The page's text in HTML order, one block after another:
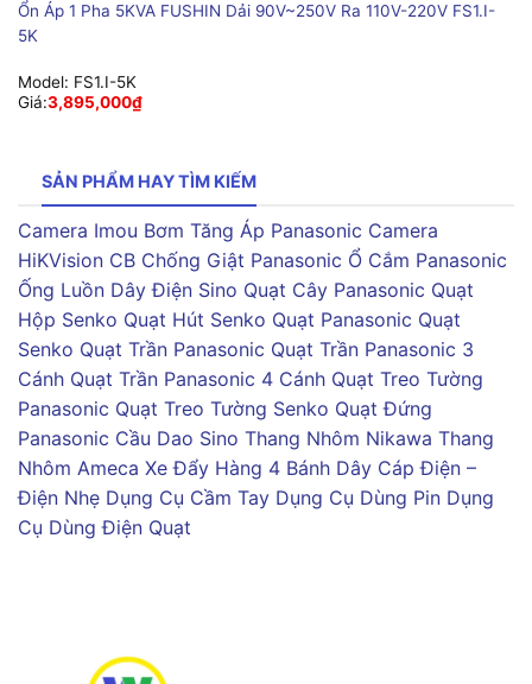
Ổn Áp 1 Pha 5KVA FUSHIN Dải 90V~250V Ra 110V-220V FS1.I-
5K
Model: FS1.I-5K
Giá:3,895,000₫
SẢN PHẨM HAY TÌM KIẾM
Camera Imou Bơm Tăng Áp Panasonic Camera
HiKVision CB Chống Giật Panasonic Ổ Cắm Panasonic
Ống Luồn Dây Điện Sino Quạt Cây Panasonic Quạt
Hộp Senko Quạt Hút Senko Quạt Panasonic Quạt
Senko Quạt Trần Panasonic Quạt Trần Panasonic 3
Cánh Quạt Trần Panasonic 4 Cánh Quạt Treo Tường
Panasonic Quạt Treo Tường Senko Quạt Đứng
Panasonic Cầu Dao Sino Thang Nhôm Nikawa Thang
Nhôm Ameca Xe Đẩy Hàng 4 Bánh Dây Cáp Điện –
Điện Nhẹ Dụng Cụ Cầm Tay Dụng Cụ Dùng Pin Dụng
Cụ Dùng Điện Quạt